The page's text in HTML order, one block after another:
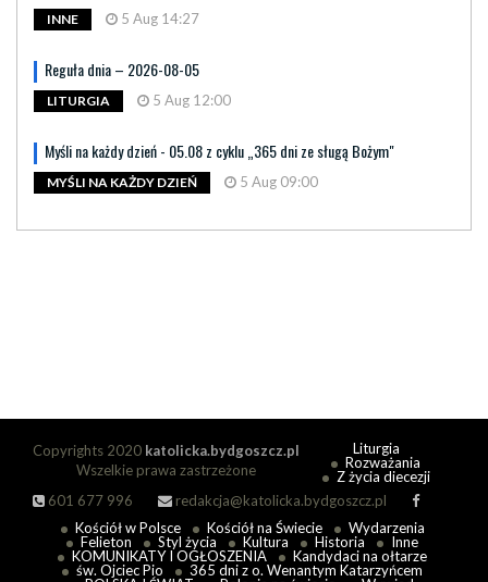
INNE 5 Aug 14:27
Reguła dnia – 2026-08-05
LITURGIA 5 Aug 12:00
Myśli na każdy dzień - 05.08 z cyklu „365 dni ze sługą Bożym"
MYŚLI NA KAŻDY DZIEŃ 5 Aug 09:00
Copyrights 2020 katolicka.bydgoszcz.pl
Wszelkie prawa zastrzeżone
601 677 996
redakcja@katolicka.bydgoszcz.pl
Liturgia
Rozważania
Z życia diecezji
Kościół w Polsce Kościół na Świecie
Wydarzenia
Felieton
Styl życia Kultura Historia
Inne
KOMUNIKATY I OGŁOSZENIA
Kandydaci na ołtarze
św. Ojciec Pio
365 dni z o. Wenantym Katarzyńcem